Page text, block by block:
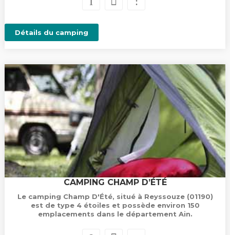
Détails du camping
CAMPING CHAMP D’ÉTÉ
Le camping Champ D'Été, situé à Reyssouze (01190)
est de type 4 étoiles et possède environ 150
emplacements dans le département Ain.